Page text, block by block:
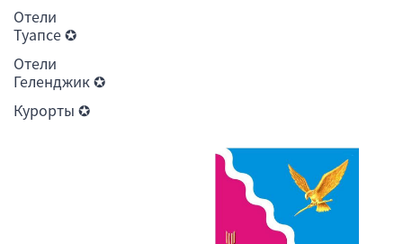
Отели
Туапсе ✪
Отели
Геленджик ✪
Курорты ✪